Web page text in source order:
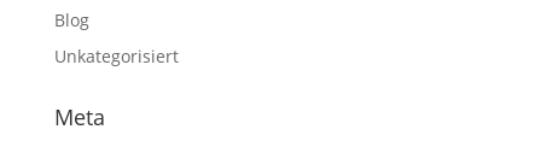
Blog
Unkategorisiert
Meta